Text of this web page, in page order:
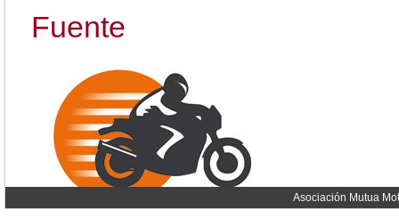
Fuente
Asociación Mutua